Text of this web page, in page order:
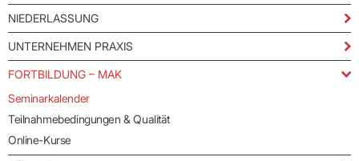
NIEDERLASSUNG
UNTERNEHMEN PRAXIS
FORTBILDUNG – MAK
Seminarkalender
Teilnahmebedingungen & Qualität
Online-Kurse